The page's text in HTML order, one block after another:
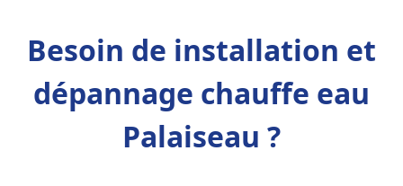
Besoin de installation et
dépannage chauffe eau
Palaiseau ?